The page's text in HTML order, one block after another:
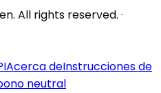
All rights reserved. ·
Acerca deInstrucciones de
neutral